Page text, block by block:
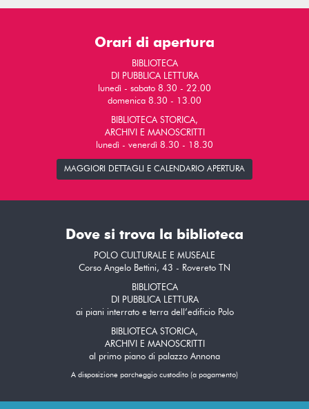
Orari di apertura
BIBLIOTECA
DI PUBBLICA LETTURA
lunedì - sabato 8.30 - 22.00
domenica 8.30 - 13.00
BIBLIOTECA STORICA,
ARCHIVI E MANOSCRITTI
lunedì - venerdì 8.30 - 18.30
MAGGIORI DETTAGLI E CALENDARIO APERTURA
Dove si trova la biblioteca
POLO CULTURALE E MUSEALE
Corso Angelo Bettini, 43 - Rovereto TN
BIBLIOTECA
DI PUBBLICA LETTURA
ai piani interrato e terra dell’edificio Polo
BIBLIOTECA STORICA,
ARCHIVI E MANOSCRITTI
al primo piano di palazzo Annona
A disposizione parcheggio custodito (a pagamento)